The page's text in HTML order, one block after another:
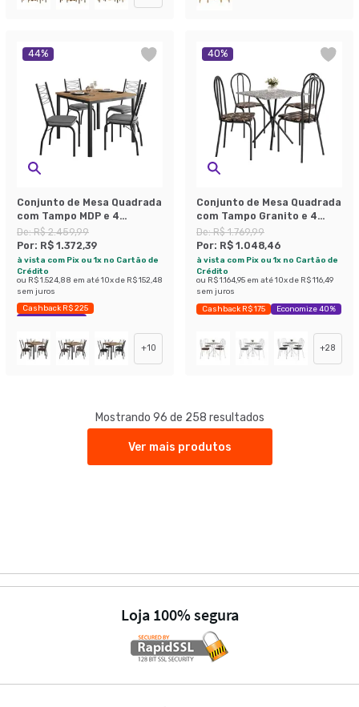
44%
Conjunto de Mesa Quadrada
com Tampo MDP e 4
Cadeiras Adriana
Revestimento Sintético
Platina e Preto
De:R$ 2.459,99
Por: R$ 1.372,39
à vista com Pix ou 1x no Cartão de
Crédito
ou R$ 1.524,88 em até10x de R$ 152,48
sem juros
Cashback R$ 225
Economize 44%
+10
40%
Conjunto de Mesa Quadrada
com Tampo Granito e 4
Cadeiras Léia
Revestimento Sintético
Preto e Palha
De:R$ 1.769,99
Por: R$ 1.048,46
à vista com Pix ou 1x no Cartão de
Crédito
ou R$ 1.164,95 em até10x de R$ 116,49
sem juros
Cashback R$ 175 Economize 40%
+28
Mostrando 96 de 258 resultados
Ver mais produtos